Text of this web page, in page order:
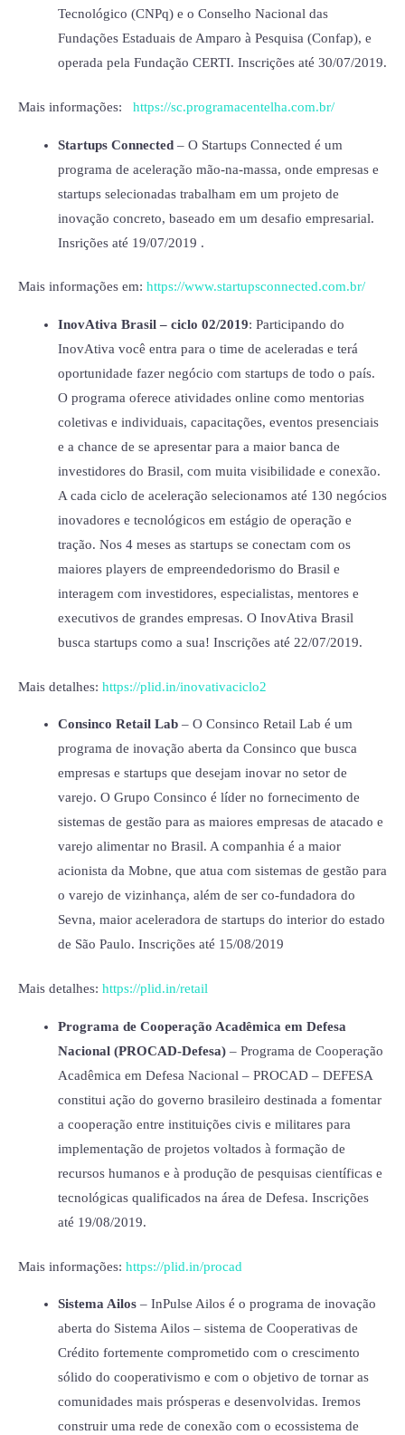
Tecnológico (CNPq) e o Conselho Nacional das
Fundações Estaduais de Amparo à Pesquisa (Confap), e
operada pela Fundação CERTI. Inscrições até 30/07/2019.
Mais informações: https://sc.programacentelha.com.br/
Startups Connected– O Startups Connected é um
programa de aceleração mão-na-massa, onde empresas e
startups selecionadas trabalham em um projeto de
inovação concreto, baseado em um desafio empresarial.
Insrições até 19/07/2019 .
Mais informações em: https://www.startupsconnected.com.br/
InovAtiva Brasil – ciclo 02/2019: Participando do
InovAtiva você entra para o time de aceleradas e terá
oportunidade fazer negócio com startups de todo o país.
O programa oferece atividades online como mentorias
coletivas e individuais, capacitações, eventos presenciais
e a chance de se apresentar para a maior banca de
investidores do Brasil, com muita visibilidade e conexão.
A cada ciclo de aceleração selecionamos até 130 negócios
inovadores e tecnológicos em estágio de operação e
tração. Nos 4 meses as startups se conectam com os
maiores players de empreendedorismo do Brasil e
interagem com investidores, especialistas, mentores e
executivos de grandes empresas. O InovAtiva Brasil
busca startups como a sua! Inscrições até 22/07/2019.
Mais detalhes: https://plid.in/inovativaciclo2
Consinco Retail Lab– O Consinco Retail Lab é um
programa de inovação aberta da Consinco que busca
empresas e startups que desejam inovar no setor de
varejo. O Grupo Consinco é líder no fornecimento de
sistemas de gestão para as maiores empresas de atacado e
varejo alimentar no Brasil. A companhia é a maior
acionista da Mobne, que atua com sistemas de gestão para
o varejo de vizinhança, além de ser co-fundadora do
Sevna, maior aceleradora de startups do interior do estado
de São Paulo. Inscrições até 15/08/2019
Mais detalhes: https://plid.in/retail
Programa de Cooperação Acadêmica em Defesa
Nacional (PROCAD-Defesa)– Programa de Cooperação
Acadêmica em Defesa Nacional – PROCAD – DEFESA
constitui ação do governo brasileiro destinada a fomentar
a cooperação entre instituições civis e militares para
implementação de projetos voltados à formação de
recursos humanos e à produção de pesquisas científicas e
tecnológicas qualificados na área de Defesa. Inscrições
até 19/08/2019.
Mais informações: https://plid.in/procad
Sistema Ailos– InPulse Ailos é o programa de inovação
aberta do Sistema Ailos – sistema de Cooperativas de
Crédito fortemente comprometido com o crescimento
sólido do cooperativismo e com o objetivo de tornar as
comunidades mais prósperas e desenvolvidas. Iremos
construir uma rede de conexão com o ecossistema de